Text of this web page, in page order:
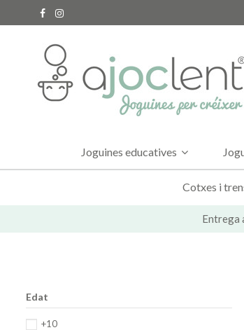
Joguines educatives
Cotxes i
Entrega
Edat
+10